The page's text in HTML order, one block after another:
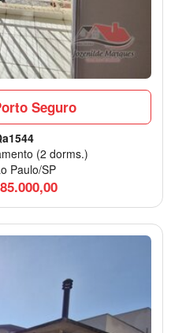
Seguro
(2 dorms.)
Paulo/SP